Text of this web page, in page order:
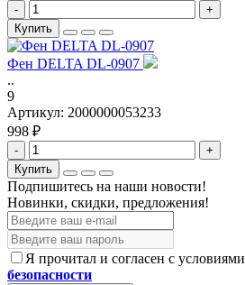
-
+
Купить
Фен DELTA DL-0907
..
9
Артикул: 2000000053233
998 ₽
-
+
Купить
Подпишитесь на наши новости!
Новинки, скидки, предложения!
Я прочитал и согласен с условиями
безопасности